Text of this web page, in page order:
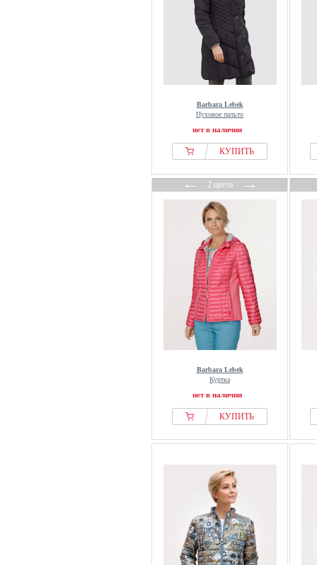
Barbara Lebek
Пуховое пальто
нет в наличии
КУПИТЬ
←2 цвета→
Barbara Lebek
Куртка
нет в наличии
КУПИТЬ